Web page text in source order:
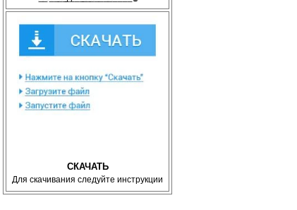
СКАЧАТЬ
Для скачивания следуйте инструкции